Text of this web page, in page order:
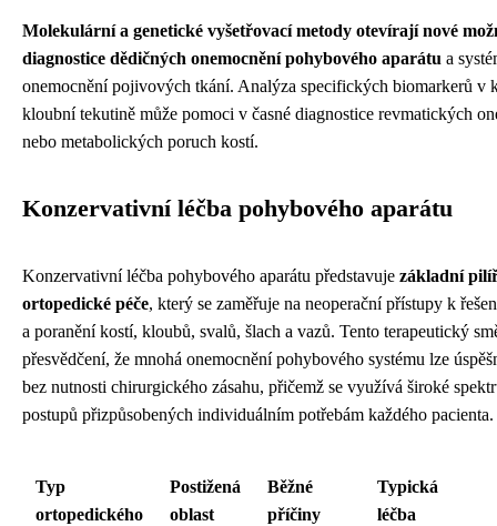
Molekulární a genetické vyšetřovací metody otevírají nové
diagnostice dědičných onemocnění pohybového aparátu a
onemocnění pojivových tkání. Analýza specifických biomarkerů v
kloubní tekutině může pomoci v časné diagnostice revmatických
nebo metabolických poruch kostí.
Konzervativní léčba pohybového aparátu
Konzervativní léčba pohybového aparátu představuje základní
ortopedické péče, který se zaměřuje na neoperační přístupy k
a poranění kostí, kloubů, svalů, šlach a vazů. Tento terapeutický
přesvědčení, že mnohá onemocnění pohybového systému lze
bez nutnosti chirurgického zásahu, přičemž se využívá široké
postupů přizpůsobených individuálním potřebám každého pacienta.
Typ
ortopedického
Postižená
oblast
Běžné
příčiny
Typická
léčba